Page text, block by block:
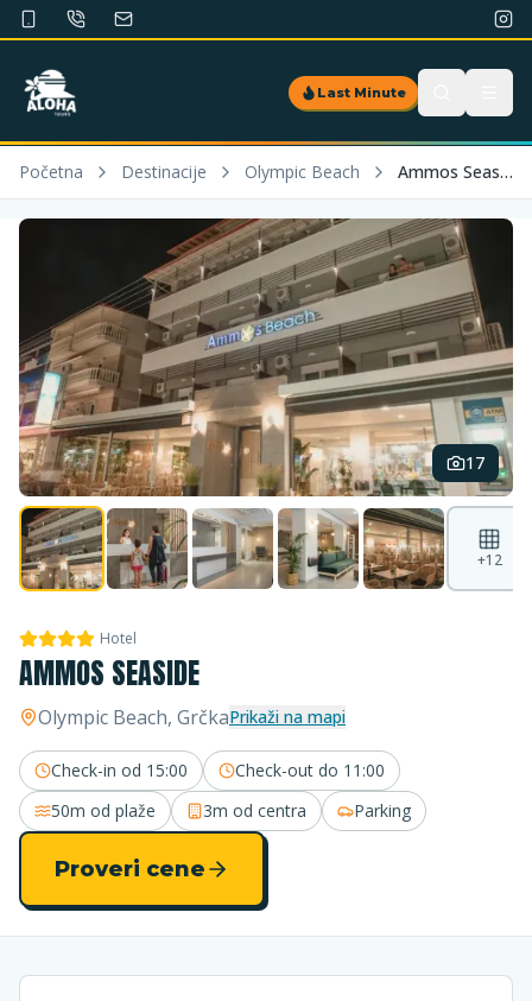
Last Minute
Početna Destinacije Olympic Beach Ammos Seaside
17
+12
Hotel
AMMOS SEASIDE
Olympic Beach, GrčkaPrikaži na mapi
Check-in od 15:00 Check-out do 11:00
50m od plaže 3m od centra Parking
Proveri cene